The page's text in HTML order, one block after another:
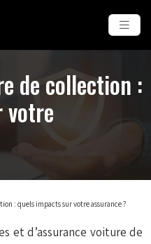
de collection :
votre
: quels impacts sur votre assurance ?
et d’assurance voiture de